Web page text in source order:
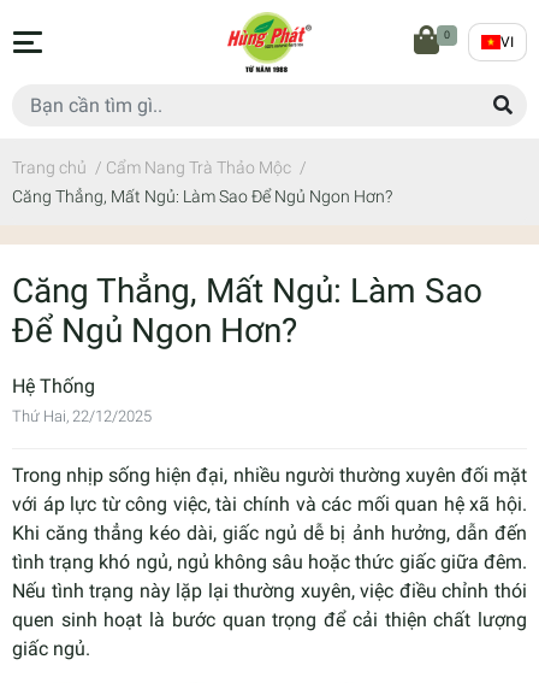
0 VI
Trang chủ / Cẩm Nang Trà Thảo Mộc /
Căng Thẳng, Mất Ngủ: Làm Sao Để Ngủ Ngon Hơn?
Căng Thẳng, Mất Ngủ: Làm Sao
Để Ngủ Ngon Hơn?
Hệ Thống
Thứ Hai, 22/12/2025
Trong nhịp sống hiện đại, nhiều người thường xuyên đối mặt
với áp lực từ công việc, tài chính và các mối quan hệ xã hội.
Khi căng thẳng kéo dài, giấc ngủ dễ bị ảnh hưởng, dẫn đến
tình trạng khó ngủ, ngủ không sâu hoặc thức giấc giữa đêm.
Nếu tình trạng này lặp lại thường xuyên, việc điều chỉnh thói
quen sinh hoạt là bước quan trọng để cải thiện chất lượng
giấc ngủ.